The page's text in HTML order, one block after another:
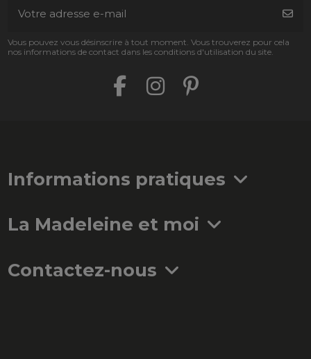
Vous pouvez vous désinscrire à tout moment. Vous trouverez pour cela
nos informations de contact dans les conditions d'utilisation du site.
Informations pratiques
La Madeleine et moi
Contactez-nous